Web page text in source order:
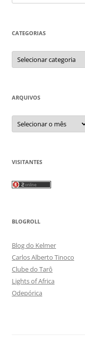
por:
CATEGORIAS
Categorias
ARQUIVOS
Arquivos
VISITANTES
BLOGROLL
Blog do Kelmer
Carlos Alberto Tinoco
Clube do Tarô
Lights of Africa
Odepórica